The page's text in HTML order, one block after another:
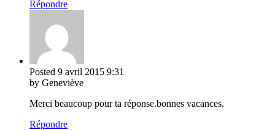
Répondre
Posted 9 avril 2015 9:31
by Geneviève
Merci beaucoup pour ta réponse.bonnes vacances.
Répondre